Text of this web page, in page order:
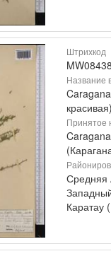
Штрихкод
Название
красивая)
Принятое
Средняя
Каратау